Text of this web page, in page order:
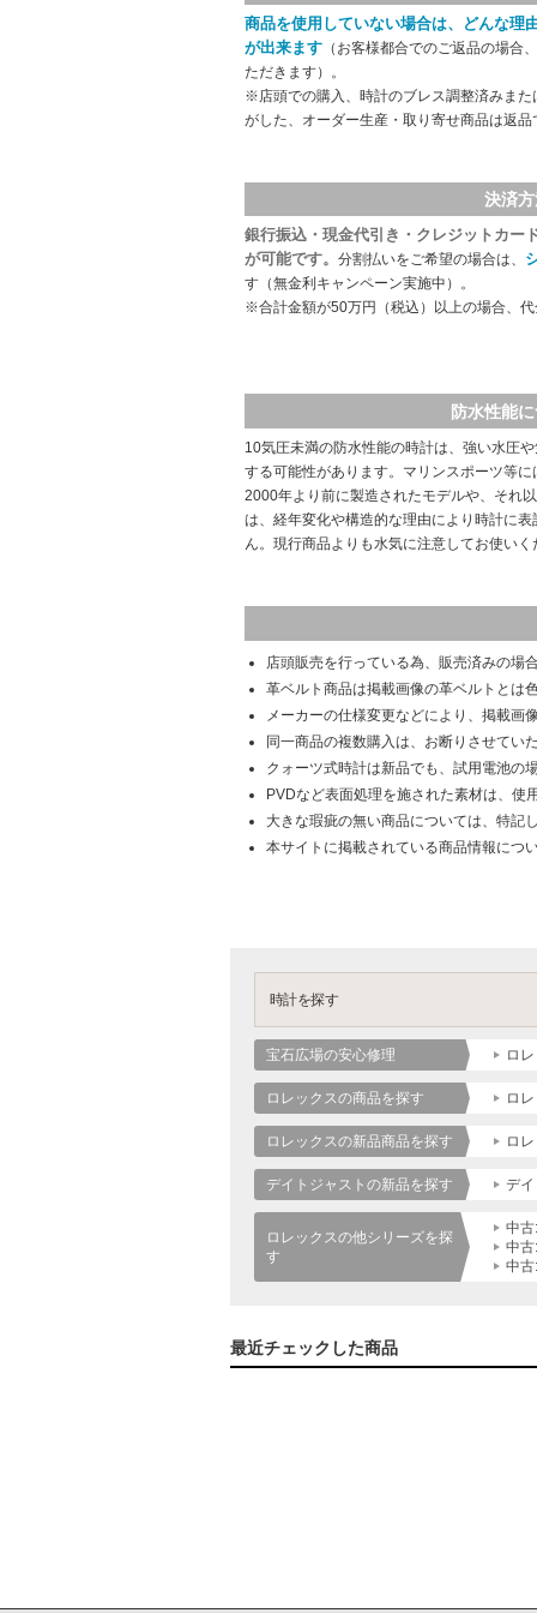
商品を使用していない場合は、どんな理
が出来ます （お客様都合でのご返品の場合
ただきます）。
※店頭での購入、時計のブレス調整済みま
がした、オーダー生産・取り寄せ商品は返品
決済
銀行振込・現金代引き・クレジットカー
が可能です。 分割払いをご希望の場合は、
す（無金利キャンペーン実施中）。
※合計金額が50万円（税込）以上の場合、
防水性能
10気圧未満の防水性能の時計は、強い水圧
する可能性があります。マリンスポーツ等
2000年より前に製造されたモデルや、それ
は、経年変化や構造的な理由により時計に
ん。現行商品よりも水気に注意してお使いく
店頭販売を行っている為、販売済みの場
革ベルト商品は掲載画像の革ベルトとは
メーカーの仕様変更などにより、掲載画
同一商品の複数購入は、お断りさせてい
クォーツ式時計は新品でも、試用電池の
PVDなど表面処理を施された素材は、使
大きな瑕疵の無い商品については、特記
本サイトに掲載されている商品情報につ
時計を探す
宝石広場の安心修理 ロ
ロレックスの商品を探す ロ
ロレックスの新品商品を探す ロ
デイトジャストの新品を探す デ
ロレックスの他シリーズを探
す
中
中
中
最近チェックした商品